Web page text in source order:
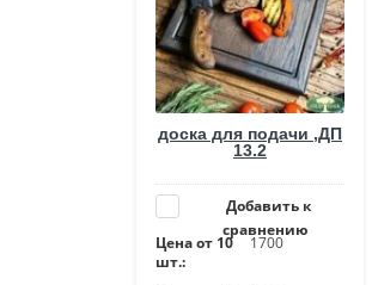
доска для подачи ,ДП
13.2
Добавить к
сравнению
Цена от 10
шт.:
1700